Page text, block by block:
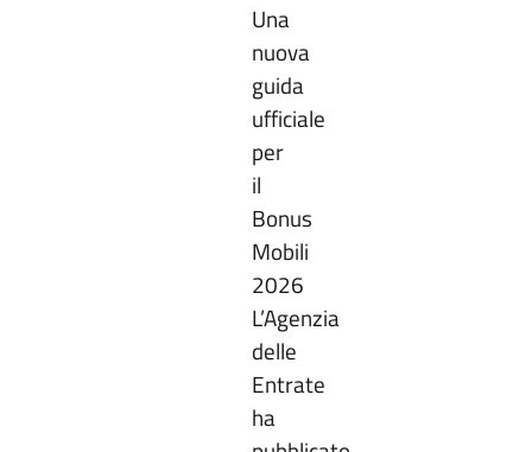
Una
nuova
guida
ufficiale
per
il
Bonus
Mobili
2026
L’Agenzia
delle
Entrate
ha